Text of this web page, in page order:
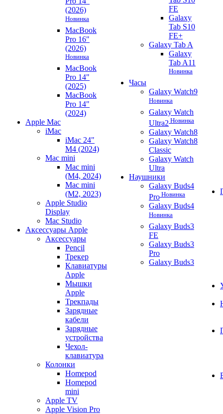
(2026)
Новинка
MacBook
Pro 16"
(2026)
Новинка
MacBook
Pro 14"
(2025)
MacBook
Pro 14"
(2024)
Apple Mac
iMac
iMac 24"
M4 (2024)
Mac mini
Mac mini
(M4, 2024)
Mac mini
(M2, 2023)
Apple Studio
Display
Mac Studio
Аксессуары Apple
Аксессуары
Pencil
Трекер
Клавиатуры
Apple
Мышки
Apple
Трекпады
Зарядные
кабели
Зарядные
устройства
Чехол-
клавиатура
Колонки
Homepod
Homepod
mini
Apple TV
Apple Vision Pro
FE
Galaxy
Tab S10
FE+
Galaxy Tab A
Galaxy
Tab A11
Новинка
Часы
Galaxy Watch9
Новинка
Galaxy Watch
Ultra2 Новинка
Galaxy Watch8
Galaxy Watch8
Classic
Galaxy Watch
Ultra
Наушники
Galaxy Buds4
Pro Новинка
Galaxy Buds4
Новинка
Galaxy Buds3
FE
Galaxy Buds3
Pro
Galaxy Buds3